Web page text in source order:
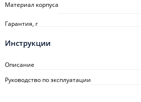
Материал корпуса
Гарантия, г
Инструкции
Описание
Руководство по эксплуатации